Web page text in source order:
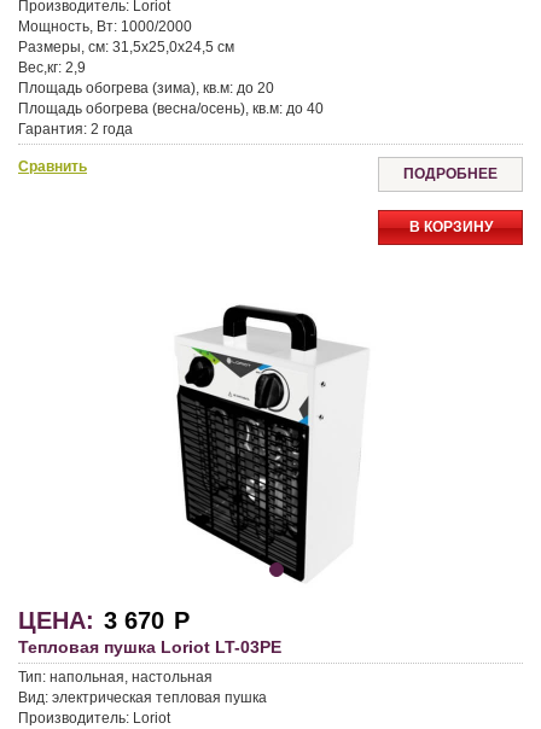
Производитель: Loriot
Мощность, Вт: 1000/2000
Размеры, см: 31,5x25,0x24,5 см
Вес,кг: 2,9
Площадь обогрева (зима), кв.м: до 20
Площадь обогрева (весна/осень), кв.м: до 40
Гарантия: 2 года
Сравнить ПОДРОБНЕЕ
В КОРЗИНУ
ЦЕНА: 3 670 Р
Тепловая пушка Loriot LT-03PE
Тип: напольная, настольная
Вид: электрическая тепловая пушка
Производитель: Loriot